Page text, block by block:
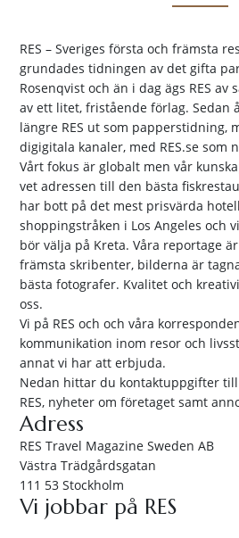
RES – Sveriges första och främsta
grundades tidningen av det gifta
Rosenqvist och än i dag ägs RES
av ett litet, fristående förlag. Sedan
längre RES ut som papperstidning,
digigitala kanaler, med RES.se som
Vårt fokus är globalt men vår
vet adressen till den bästa
har bott på det mest prisvärda
shoppingstråken i Los Angeles och
bör välja på Kreta. Våra reportage
främsta skribenter, bilderna är
bästa fotografer. Kvalitet och
oss.
Vi på RES och och våra
kommunikation inom resor och
annat vi har att erbjuda.
Nedan hittar du kontaktuppgifter
RES, nyheter om företaget samt
Adress
RES Travel Magazine Sweden AB
Västra Trädgårdsgatan
111 53 Stockholm
Vi jobbar på RES